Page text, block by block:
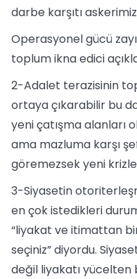
darbe karşıtı
Operasyonel gücü
toplum ikna edici
2-Adalet terazisinin
ortaya çıkarabilir bu
yeni çatışma alanları
ama mazluma karşı
göremezsek yeni
3-Siyasetin
en çok istedikleri
“liyakat ve itimattan
seçiniz” diyordu.
değil liyakatı